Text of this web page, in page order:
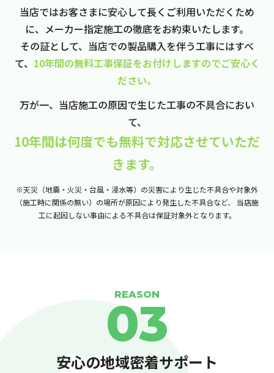
当店ではお客さまに安心して長くご利用いただくため
に、メーカー指定施工の徹底をお約束いたします。
その証として、当店での製品購入を伴う工事にはすべ
て、 10年間の無料工事保証をお付けしますのでご安心く
ださい。
万が一、当店施工の原因で生じた工事の不具合におい
て、
10年間は何度でも無料で対応させていただ
きます。
※天災（地震・火災・台風・浸水等）の災害により生じた不具合や対象外
（施工時に関係の無い）の場所が原因により発生した不具合など、
当店施
工に起因しない事由による不具合は保証対象外となります。
REASON
03
安心の地域密着サポート